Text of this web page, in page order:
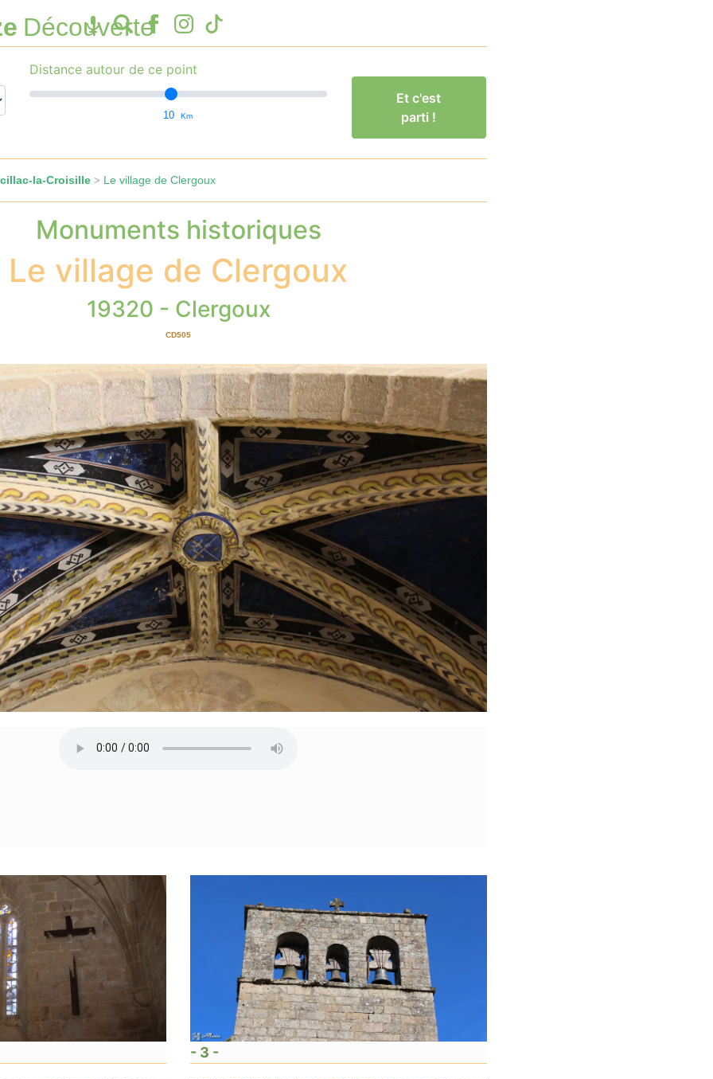
Découverte
Distance autour de ce point
10 Km
Et c'est
parti !
la-Croisille> Le village de Clergoux
Monuments historiques
Le village de Clergoux
19320 - Clergoux
CD505
- 3 -